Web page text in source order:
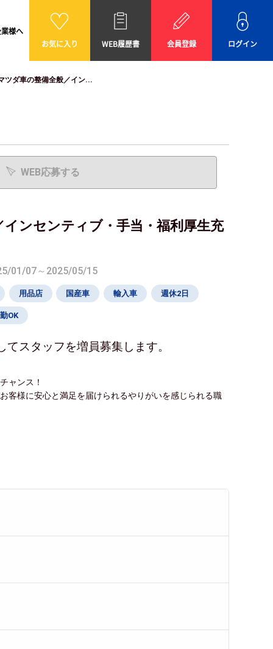
様へ
お気に入り
WEB履歴書 会員登録 ログイン
ツダ車の整備全般／イン...
WEB応募する
ンセンティブ・手当・福利厚生充
01/07～2025/05/15
用品店 国産車 輸入車 週休2日
OK
スタッフを増員募集します。
ャンス！
客様に安心と満足を届けられるやりがいを感じられる職